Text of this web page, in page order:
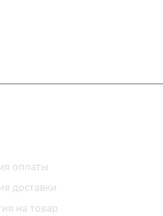
оплаты
доставки
на товар